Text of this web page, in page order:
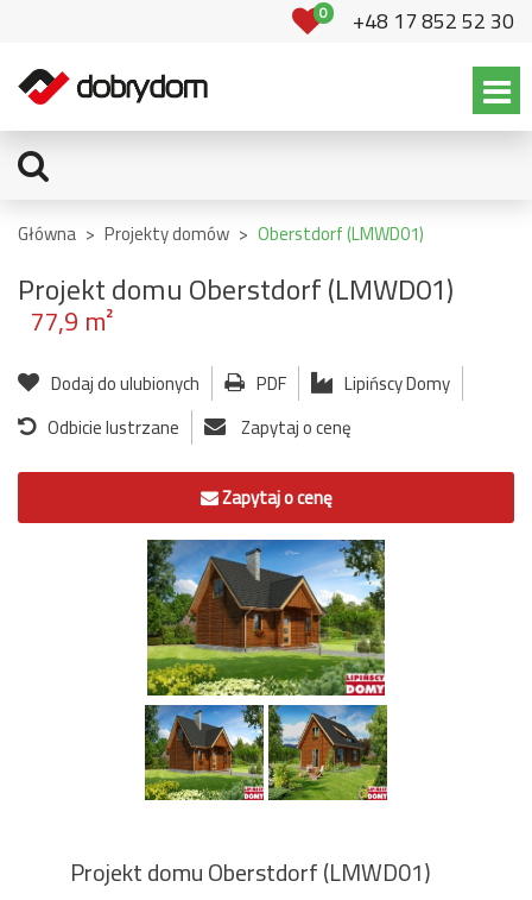
0 +48 17 852 52 30
Główna > Projekty domów > Oberstdorf (LMWD01)
Projekt domu Oberstdorf (LMWD01)
77,9 m²
Dodaj do ulubionych PDF
Lipińscy Domy
Odbicie lustrzane
Zapytaj o cenę
Zapytaj o cenę
Projekt domu Oberstdorf (LMWD01)